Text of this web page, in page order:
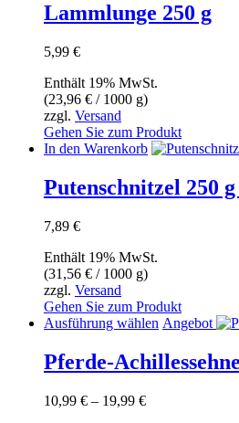
Lammlunge 250 g
5,99 €
Enthält 19% MwSt.
(23,96 € / 1000 g)
zzgl. Versand
Gehen Sie zum Produkt
In den Warenkorb
Putenschnitzel 250
7,89 €
Enthält 19% MwSt.
(31,56 € / 1000 g)
zzgl. Versand
Gehen Sie zum Produkt
Ausführung wählen Dieses
weist
mehrere
Angebot
Pferde-
10,99 € – 19,99 €Preisspanne: